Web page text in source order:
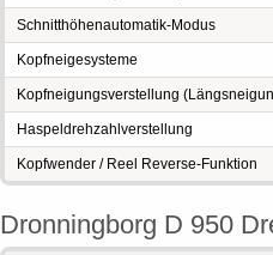
Schnitthöhenautomatik-Modus
Kopfneigesysteme
Kopfneigungsverstellung
Haspeldrehzahlverstellung
Kopfwender / Reel Reverse-Funktion
Dronningborg D 950